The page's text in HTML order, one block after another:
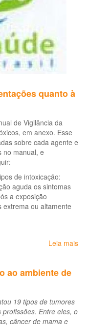
quanto à
de Vigilância da
em anexo. Esse
sobre cada agente e
no manual, e
de intoxicação:
aguda os sintomas
a exposição
ou altamente
Leia mais
ao ambiente de
19 tipos de tumores
Entre eles, o
câncer de mama e